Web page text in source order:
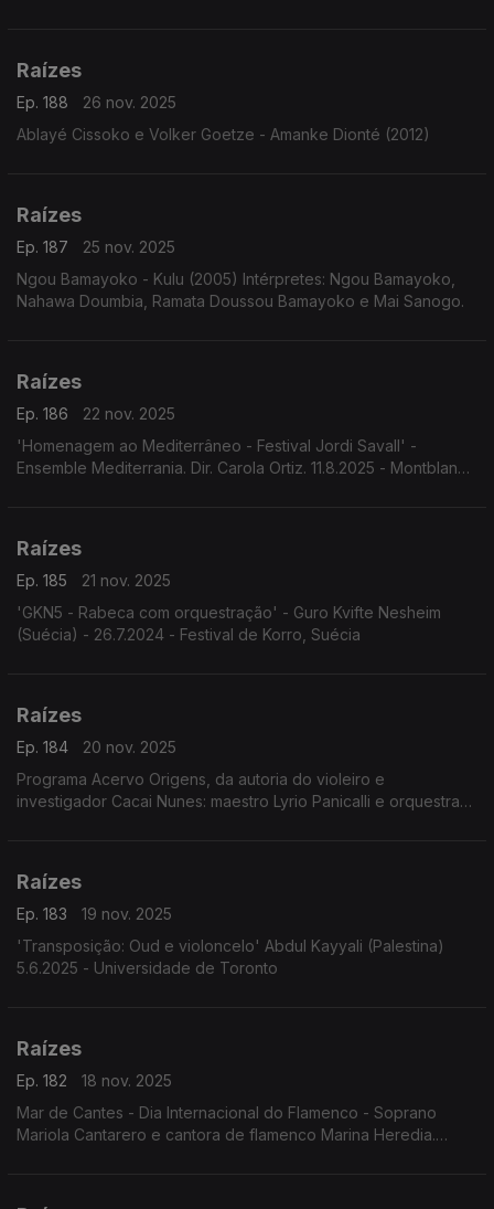
Raízes
Ep. 188
26 nov. 2025
Ablayé Cissoko e Volker Goetze - Amanke Dionté (2012)
Raízes
Ep. 187
25 nov. 2025
Ngou Bamayoko - Kulu (2005) Intérpretes: Ngou Bamayoko,
Nahawa Doumbia, Ramata Doussou Bamayoko e Mai Sanogo.
Raízes
Ep. 186
22 nov. 2025
'Homenagem ao Mediterrâneo - Festival Jordi Savall' -
Ensemble Mediterrania. Dir. Carola Ortiz. 11.8.2025 - Montblanc,
Raízes
Ep. 185
21 nov. 2025
'GKN5 - Rabeca com orquestração' - Guro Kvifte Nesheim
(Suécia) - 26.7.2024 - Festival de Korro, Suécia
Raízes
Ep. 184
20 nov. 2025
Programa Acervo Origens, da autoria do violeiro e
investigador Cacai Nunes: maestro Lyrio Panicalli e orquestra
Raízes
Ep. 183
19 nov. 2025
'Transposição: Oud e violoncelo' Abdul Kayyali (Palestina)
5.6.2025 - Universidade de Toronto
Raízes
Ep. 182
18 nov. 2025
Mar de Cantes - Dia Internacional do Flamenco - Soprano
Mariola Cantarero e cantora de flamenco Marina Heredia.